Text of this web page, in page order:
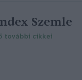
Szemle
további cikkei